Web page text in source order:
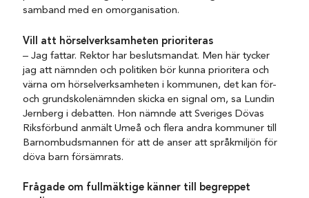
samband med en omorganisation.
Vill att hörselverksamheten prioriteras
– Jag fattar. Rektor har beslutsmandat. Men här tycker
jag att nämnden och politiken bör kunna prioritera och
värna om hörselverksamheten i kommunen, det kan för-
och grundskolenämnden skicka en signal om, sa Lundin
Jernberg i debatten. Hon nämnde att Sveriges Dövas
Riksförbund anmält Umeå och flera andra kommuner till
Barnombudsmannen för att de anser att språkmiljön för
döva barn försämrats.
Frågade om fullmäktige känner till begreppet